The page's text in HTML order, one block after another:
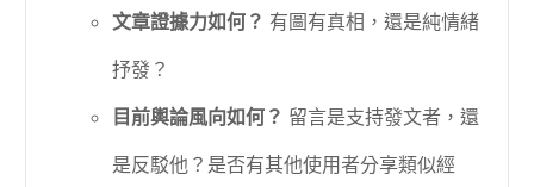
文章證據力如何？ 有圖有真相，還是純情緒
抒發？
目前輿論風向如何？ 留言是支持發文者，還
是反駁他？是否有其他使用者分享類似經